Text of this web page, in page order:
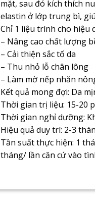
mặt, sau đó kích thích
elastin ở lớp trung bì,
Chỉ 1 liệu trình cho hiệu
– Nâng cao chất lượng
– Cải thiện sắc tố da
– Thu nhỏ lỗ chân lông
– Làm mờ nếp nhăn
Kết quả mong đợi: Da
Thời gian trị liệu: 15-20
Thời gian nghỉ dưỡng:
Hiệu quả duy trì: 2-3
Tần suất thực hiện: 1
tháng/ lần căn cứ vào